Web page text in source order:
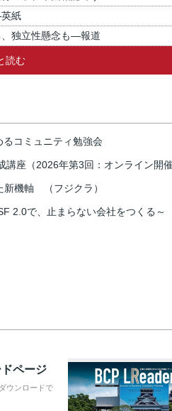
紙
、独立性懸念も―報道
読む
コミュニティ勉強会
座（2026年第3回：オンライン開催
新機軸 （フジクラ）
2.0で、止まらない会社をつくる～
ページ
ウンロードで